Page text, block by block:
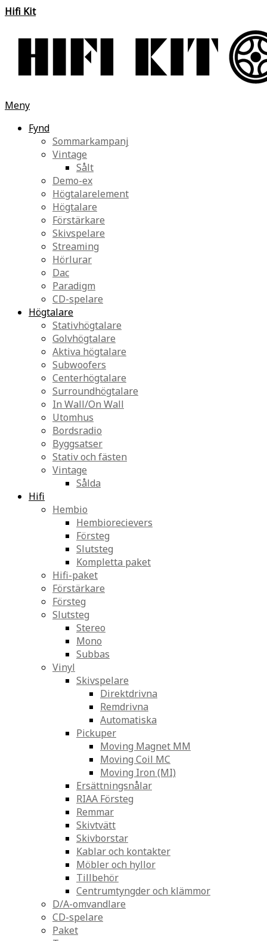
Hifi Kit
Meny
Fynd
Sommarkampanj
Vintage
Sålt
Demo-ex
Högtalarelement
Högtalare
Förstärkare
Skivspelare
Streaming
Hörlurar
Dac
Paradigm
CD-spelare
Högtalare
Stativhögtalare
Golvhögtalare
Aktiva högtalare
Subwoofers
Centerhögtalare
Surroundhögtalare
In Wall/On Wall
Utomhus
Bordsradio
Byggsatser
Stativ och fästen
Vintage
Sålda
Hifi
Hembio
Hembiorecievers
Försteg
Slutsteg
Kompletta paket
Hifi-paket
Förstärkare
Försteg
Slutsteg
Stereo
Mono
Subbas
Vinyl
Skivspelare
Direktdrivna
Remdrivna
Automatiska
Pickuper
Moving Magnet MM
Moving Coil MC
Moving Iron (MI)
Ersättningsnålar
RIAA Försteg
Remmar
Skivtvätt
Skivborstar
Kablar och kontakter
Möbler och hyllor
Tillbehör
Centrumtyngder och klämmor
D/A-omvandlare
CD-spelare
Paket